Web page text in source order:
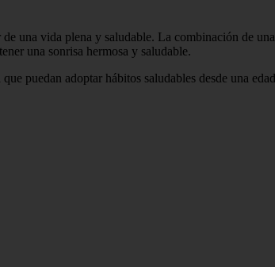
una vida plena y saludable. La combinación de
una sonrisa hermosa y saludable.
puedan adoptar hábitos saludables desde una